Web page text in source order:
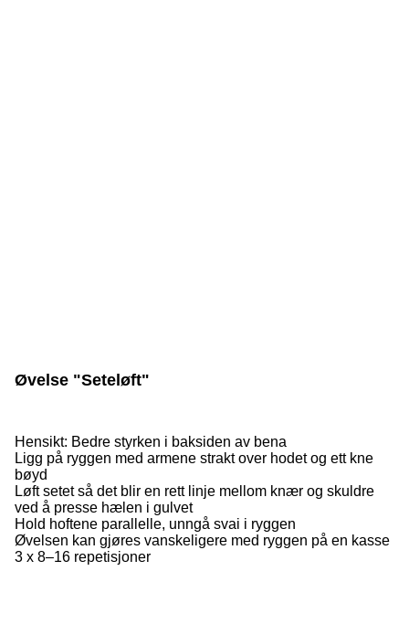
Øvelse "Seteløft"
Hensikt: Bedre styrken i baksiden av bena
Ligg på ryggen med armene strakt over hodet og ett kne
bøyd
Løft setet så det blir en rett linje mellom knær og skuldre
ved å presse hælen i gulvet
Hold hoftene parallelle, unngå svai i ryggen
Øvelsen kan gjøres vanskeligere med ryggen på en kasse
3 x 8–16 repetisjoner